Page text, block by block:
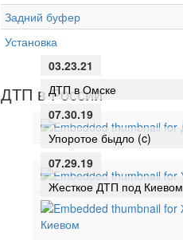
Задний буфер
Установка
ДТП в России
03.23.21
ДТП в Омске
07.30.19
Упоротое быдло (c)
07.29.19
Жесткое ДТП под Киевом